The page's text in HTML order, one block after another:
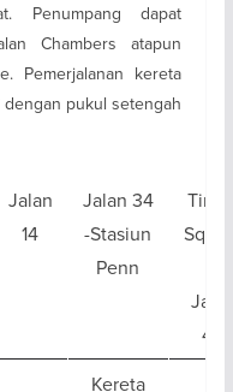
Penumpang dapat
Chambers atapun
Pemerjalanan kereta
pukul setengah
Jalan
14
Jalan 34
-Stasiun
Penn
42
Kereta